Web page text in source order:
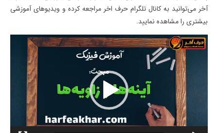
آخر می‌توانید به کانال تلگرام حرف اخر مراجعه کرده و ویدیوهای آموزشی
بیشتری را مشاهده نمایید.
نمایشگر
ویدیو